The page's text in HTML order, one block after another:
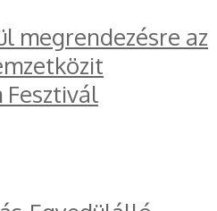
megrendezésre az